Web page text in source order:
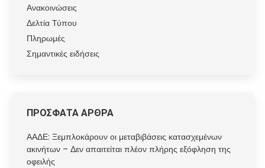
Ανακοινώσεις
Δελτία Τύπου
Πληρωμές
Σημαντικές ειδήσεις
ΠΡΟΣΦΑΤΑ ΑΡΘΡΑ
ΑΑΔΕ: Ξεμπλοκάρουν οι μεταβιβάσεις κατασχεμένων
ακινήτων – Δεν απαιτείται πλέον πλήρης εξόφληση της
οφειλής